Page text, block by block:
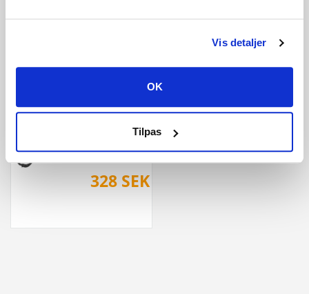
Vis detaljer
OK
Tilpas
The Elder Scrolls Online - Morrowind
328 SEK